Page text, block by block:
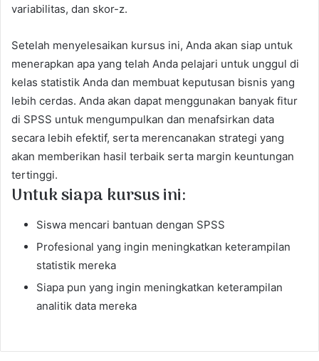
variabilitas, dan skor-z.
Setelah menyelesaikan kursus ini, Anda akan siap untuk
menerapkan apa yang telah Anda pelajari untuk unggul di
kelas statistik Anda dan membuat keputusan bisnis yang
lebih cerdas. Anda akan dapat menggunakan banyak fitur
di SPSS untuk mengumpulkan dan menafsirkan data
secara lebih efektif, serta merencanakan strategi yang
akan memberikan hasil terbaik serta margin keuntungan
tertinggi.
Untuk siapa kursus ini:
Siswa mencari bantuan dengan SPSS
Profesional yang ingin meningkatkan keterampilan
statistik mereka
Siapa pun yang ingin meningkatkan keterampilan
analitik data mereka